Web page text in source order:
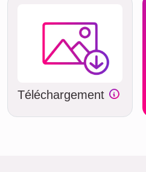
Téléchargement